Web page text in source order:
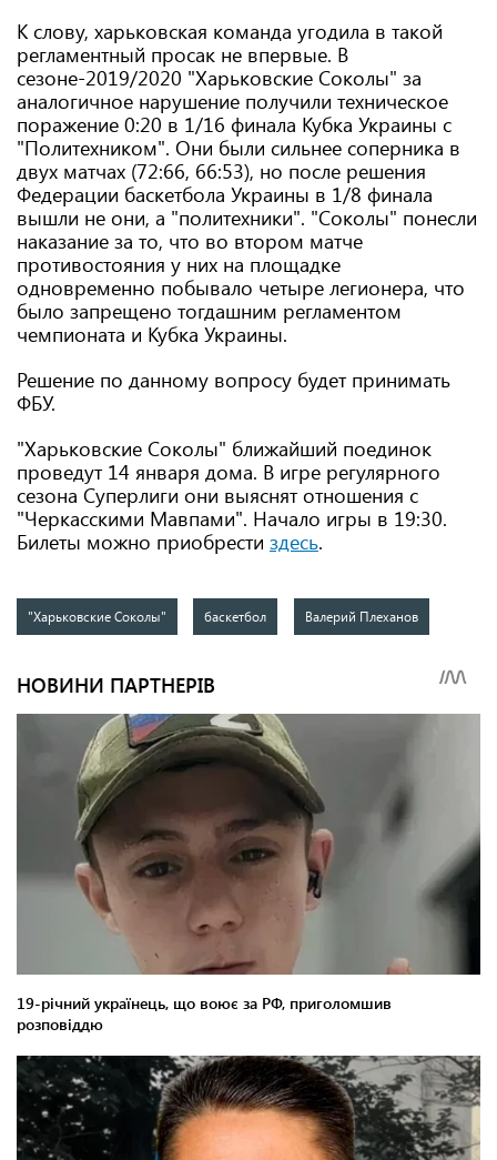
К слову, харьковская команда угодила в такой
регламентный просак не впервые. В
сезоне-2019/2020 "Харьковские Соколы" за
аналогичное нарушение получили техническое
поражение 0:20 в 1/16 финала Кубка Украины с
"Политехником". Они были сильнее соперника в
двух матчах (72:66, 66:53), но после решения
Федерации баскетбола Украины в 1/8 финала
вышли не они, а "политехники". "Соколы" понесли
наказание за то, что во втором матче
противостояния у них на площадке
одновременно побывало четыре легионера, что
было запрещено тогдашним регламентом
чемпионата и Кубка Украины.
Решение по данному вопросу будет принимать
ФБУ.
"Харьковские Соколы" ближайший поединок
проведут 14 января дома. В игре регулярного
сезона Суперлиги они выяснят отношения с
"Черкасскими Мавпами". Начало игры в 19:30.
Билеты можно приобрести здесь.
"Харьковские Соколы" баскетбол Валерий Плеханов